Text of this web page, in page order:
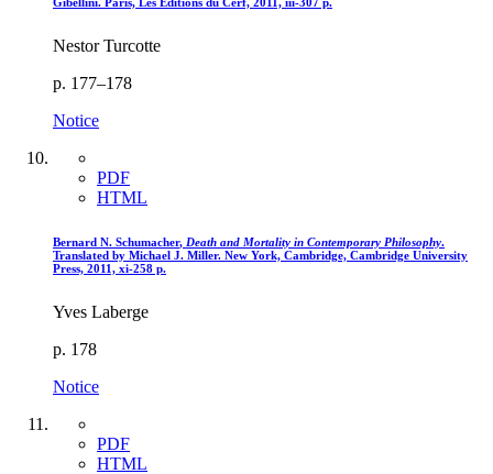
Nestor Turcotte
p. 177–178
Notice
PDF
HTML
Bernard N. Schumacher, Death and Mortality in Contemporary Philosophy.
Translated by Michael J. Miller. New York, Cambridge, Cambridge University
Press, 2011, xi-258 p.
Yves Laberge
p. 178
Notice
PDF
HTML